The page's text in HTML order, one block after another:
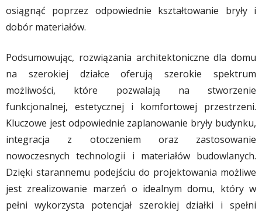
osiągnąć poprzez odpowiednie kształtowanie bryły i
dobór materiałów.
Podsumowując, rozwiązania architektoniczne dla domu
na szerokiej działce oferują szerokie spektrum
możliwości, które pozwalają na stworzenie
funkcjonalnej, estetycznej i komfortowej przestrzeni.
Kluczowe jest odpowiednie zaplanowanie bryły budynku,
integracja z otoczeniem oraz zastosowanie
nowoczesnych technologii i materiałów budowlanych.
Dzięki starannemu podejściu do projektowania możliwe
jest zrealizowanie marzeń o idealnym domu, który w
pełni wykorzysta potencjał szerokiej działki i spełni